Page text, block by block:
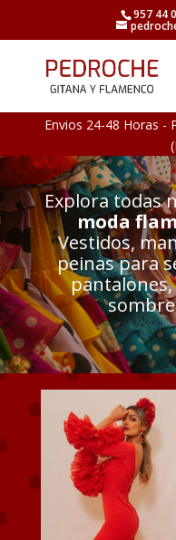
957 44
Envios 24-48 Horas -
Explora todas
moda
Vestidos,
peinas para